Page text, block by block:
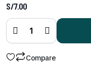
S/7.00
Yogurt
griego
en
bolsa
de 800
g
quantity
Compare